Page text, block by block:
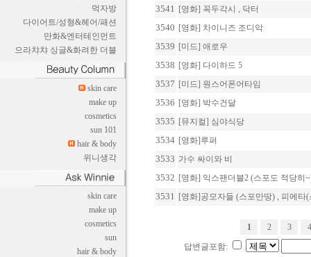
먹자방
다이어트/성형&헤어/패션
만화&엔터테인먼트
으라챠챠 싱글&화려한 더블
skin care
make up
cosmetics
sun 101
hair & body
위니생각
skin care
make up
cosmetics
sun
hair & body
3541 [영화] 꼭두각시 , 닥터
3540 [영화] 차이니즈 조디악
3539 [미드] 애로우
3538 [영화] 다이하드 5
3537 [미드] 원스어폰어타임
3536 [영화] 박수건달
3535 [뮤지컬] 심야식당
3534 [영화]루퍼
3533 가수 싸이와 비
3532 [영화] 익스팬더블2 (스포도 적당히
3531 [영화]공모자들 (스포만땅) , 피에타(
1 2 3
4
답변글포함: